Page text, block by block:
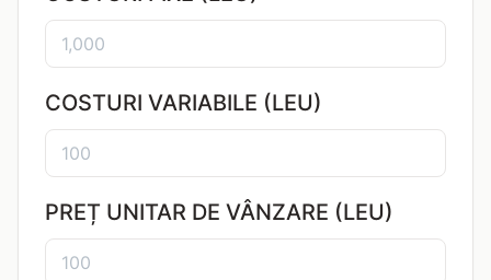
COSTURI VARIABILE (LEU)
PREȚ UNITAR DE VÂNZARE (LEU)